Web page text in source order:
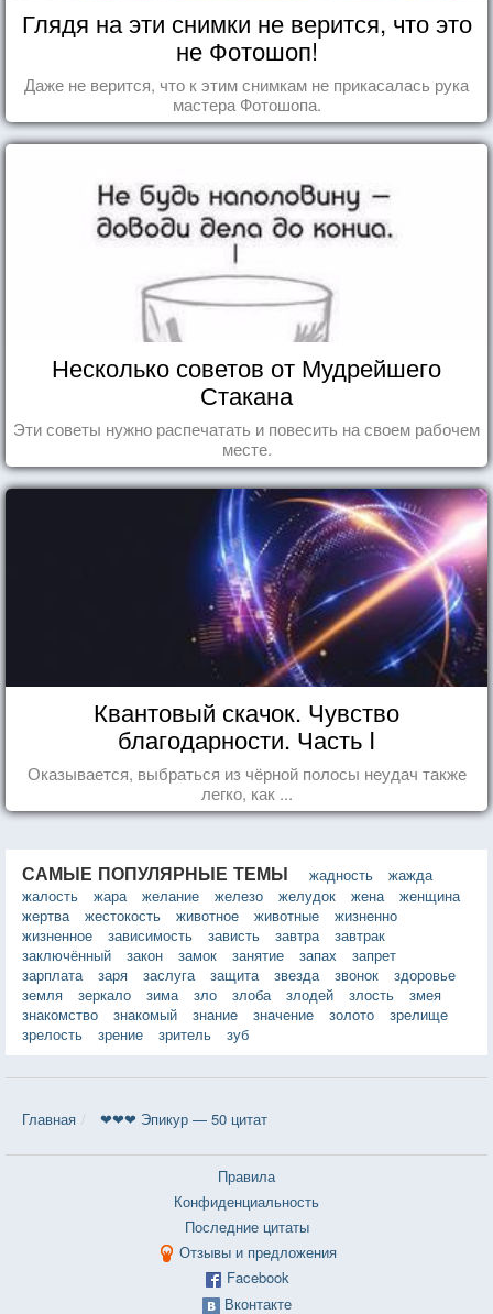
Глядя на эти снимки не верится, что это
не Фотошоп!
Даже не верится, что к этим снимкам не прикасалась рука
мастера Фотошопа.
Несколько советов от Мудрейшего
Стакана
Эти советы нужно распечатать и повесить на своем рабочем
месте.
Квантовый скачок. Чувство
благодарности. Часть I
Оказывается, выбраться из чёрной полосы неудач также
легко, как ...
САМЫЕ ПОПУЛЯРНЫЕ ТЕМЫ жадность
жажда
жалость
жара желание железо желудок жена
женщина
жертва
жестокость животное животные
жизненно
жизненное
зависимость зависть завтра
завтрак
заключённый
закон замок занятие запах
запрет
зарплата
заря заслуга защита звезда звонок
здоровье
земля
зеркало зима зло злоба злодей злость
змея
знакомство
знакомый знание значение золото
зрелище
зрелость
зрение зритель зуб
Главная ❤❤❤ Эпикур — 50 цитат
Правила
Конфиденциальность
Последние цитаты
Отзывы и предложения
Facebook
Вконтакте